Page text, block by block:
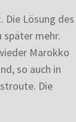
Lösung des
später mehr.
Marokko
so auch in
Die